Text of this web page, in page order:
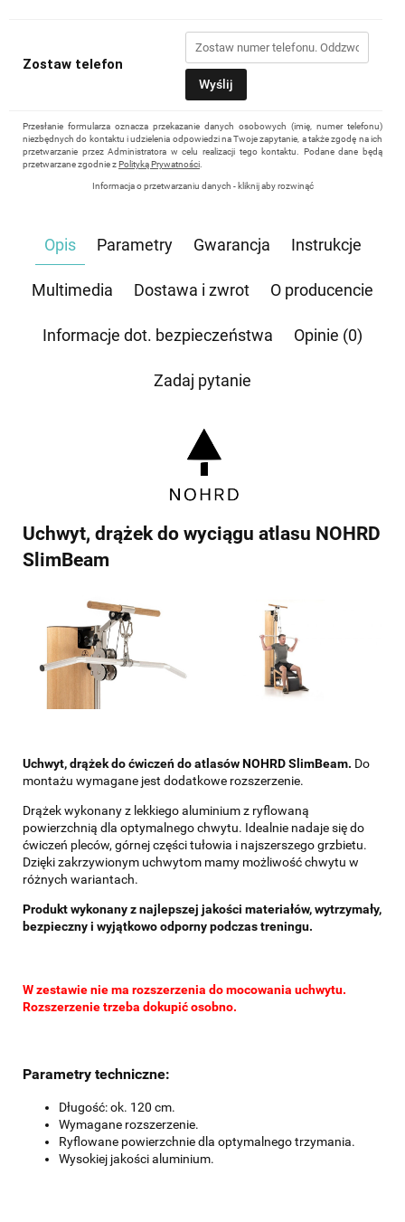
Zostaw telefon
Wyślij
Przesłanie formularza oznacza przekazanie danych osobowych (imię, numer telefonu)
niezbędnych do kontaktu i udzielenia odpowiedzi na Twoje zapytanie, a także zgodę na ich
przetwarzanie przez Administratora w celu realizacji tego kontaktu. Podane dane będą
przetwarzane zgodnie zPolityką Prywatności
Informacja o przetwarzaniu danych - kliknij aby rozwinąć
odpowiedzi, może być w każdej chwili wycofana, kontaktując się z administratorem, np.
której dane dotyczą, przysługuje prawo dostępu do swoich danych, ich sprostowania,
żądania zaprzestania przetwarzania, usunięcia, ograniczenia przetwarzania, a także prawo
Opis Parametry Gwarancja Instrukcje
Multimedia Dostawa i zwrot O producencie
Informacje dot. bezpieczeństwa Opinie (0)
Zadaj pytanie
Uchwyt, drążek do wyciągu atlasu NOHRD
SlimBeam
Uchwyt, drążek do ćwiczeń do atlasów NOHRD SlimBeam. Do
montażu wymagane jest dodatkowe rozszerzenie.
Drążek wykonany z lekkiego aluminium z ryflowaną
powierzchnią dla optymalnego chwytu. Idealnie nadaje się do
ćwiczeń pleców, górnej części tułowia i najszerszego grzbietu.
Dzięki zakrzywionym uchwytom mamy możliwość chwytu w
różnych wariantach.
Produkt wykonany z najlepszej jakości materiałów, wytrzymały,
bezpieczny i wyjątkowo odporny podczas treningu.
W zestawie nie ma rozszerzenia do mocowania uchwytu.
Rozszerzenie trzeba dokupić osobno.
Parametry techniczne:
Długość: ok. 120 cm.
Wymagane rozszerzenie.
Ryflowane powierzchnie dla optymalnego trzymania.
Wysokiej jakości aluminium.